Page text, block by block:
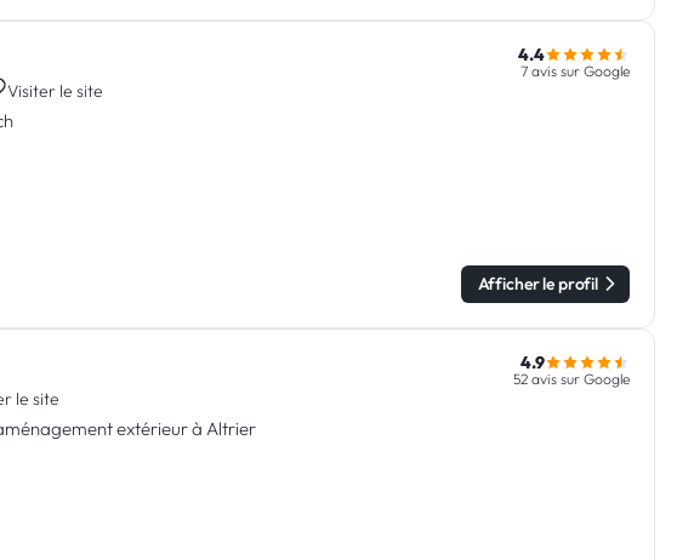
Visiter le site
4.4
7 avis sur Google
Afficher le profil
le site
extérieur à Altrier
4.9
52 avis sur Google